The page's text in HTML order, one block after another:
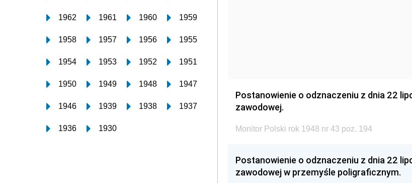
1962 1961 1960 1959
1958 1957 1956 1955
1954 1953 1952 1951
1950 1949 1948 1947
1946 1939 1938 1937
1936 1930
Postanowienie o odznaczeniu z dnia 22
zawodowej.
Monitor Polski rok 1948 nr 43 poz. 194
Postanowienie o odznaczeniu z dnia 22
zawodowej w przemyśle poligraficznym.